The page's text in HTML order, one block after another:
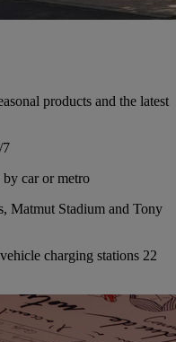
products and the latest
7
car or metro
Matmut Stadium and Tony
charging stations 22